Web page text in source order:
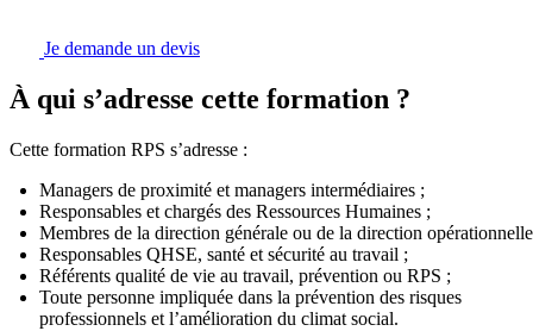
Je demande un devis
À qui s’adresse cette formation ?
Cette formation RPS s’adresse :
Managers de proximité et managers intermédiaires ;
Responsables et chargés des Ressources Humaines ;
Membres de la direction générale ou de la direction
Responsables QHSE, santé et sécurité au travail ;
Référents qualité de vie au travail, prévention ou RPS ;
Toute personne impliquée dans la prévention des risques
professionnels et l’amélioration du climat social.